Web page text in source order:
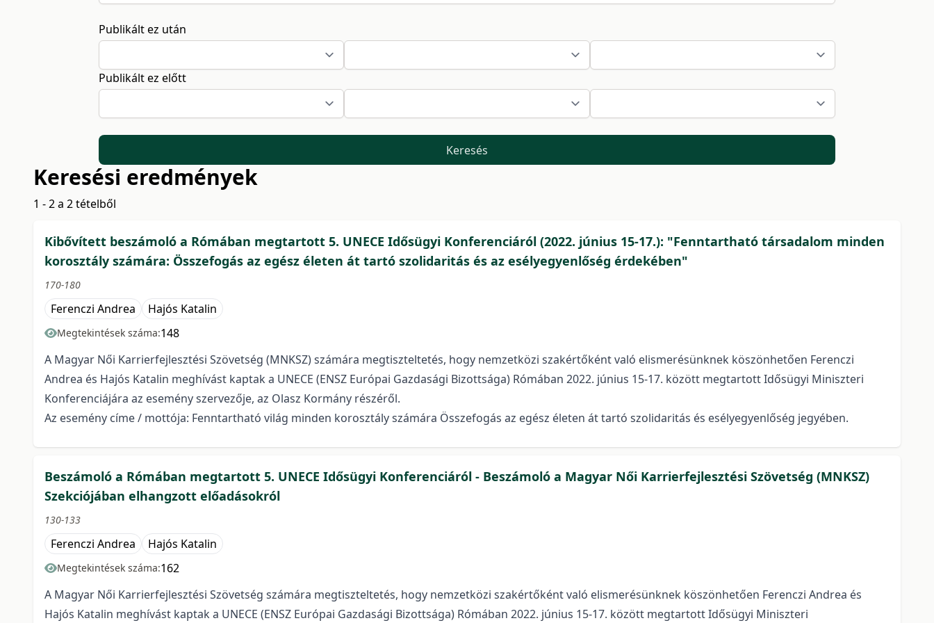
Publikált ez után
Publikált ez előtt
Keresés
Keresési eredmények
1 - 2 a 2 tételből
Kibővített beszámoló a Rómában megtartott 5. UNECE Idősügyi Konferenciáról (2022. június 15-17.): "Fenntartható társadalom minden
korosztály számára: Összefogás az egész életen át tartó szolidaritás és az esélyegyenlőség érdekében"
170-180
Ferenczi Andrea Hajós Katalin
Megtekintések száma:148
A Magyar Női Karrierfejlesztési Szövetség (MNKSZ) számára megtiszteltetés, hogy nemzetközi szakértőként való elismerésünknek köszönhetően Ferenczi
Andrea és Hajós Katalin meghívást kaptak a UNECE (ENSZ Európai Gazdasági Bizottsága) Rómában 2022. június 15-17. között megtartott Idősügyi Miniszteri
Konferenciájára az esemény szervezője, az Olasz Kormány részéről.
Az esemény címe / mottója: Fenntartható világ minden korosztály számára Összefogás az egész életen át tartó szolidaritás és esélyegyenlőség jegyében.
Beszámoló a Rómában megtartott 5. UNECE Idősügyi Konferenciáról - Beszámoló a Magyar Női Karrierfejlesztési Szövetség (MNKSZ)
Szekciójában elhangzott előadásokról
130-133
Ferenczi Andrea Hajós Katalin
Megtekintések száma:162
A Magyar Női Karrierfejlesztési Szövetség számára megtiszteltetés, hogy nemzetközi szakértőként való elismerésünknek köszönhetően Ferenczi Andrea és
Hajós Katalin meghívást kaptak a UNECE (ENSZ Európai Gazdasági Bizottsága) Rómában 2022. június 15-17. között megtartott Idősügyi Miniszteri